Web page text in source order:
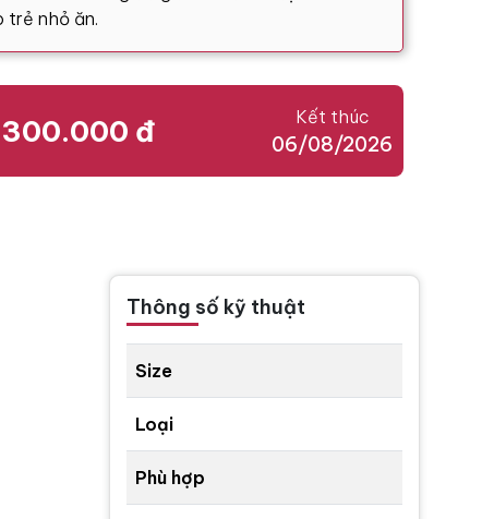
trẻ nhỏ ăn.
300.000 đ Kết thúc
06/08/2026
Thông số kỹ thuật
Size
Loại
Phù hợp